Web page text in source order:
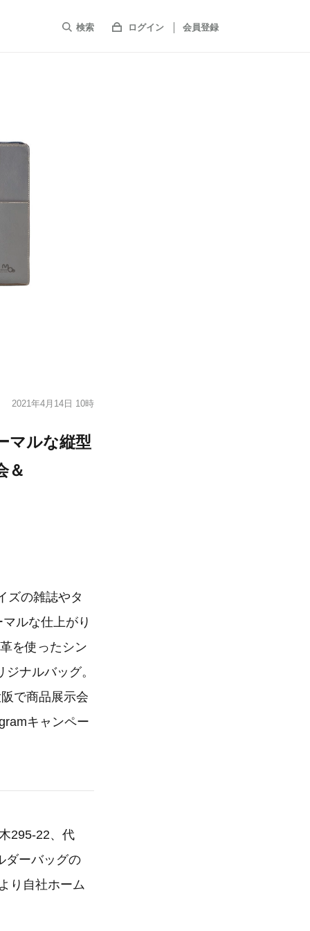
検索 ログイン 会員登録
2021年4月14日 10時
マルな縦型
＆
ズの雑誌やタ
ルな仕上がり
を使ったシン
ナルバッグ。
で商品展示会
キャンペー
295-22、代
ダーバッグの
り自社ホーム